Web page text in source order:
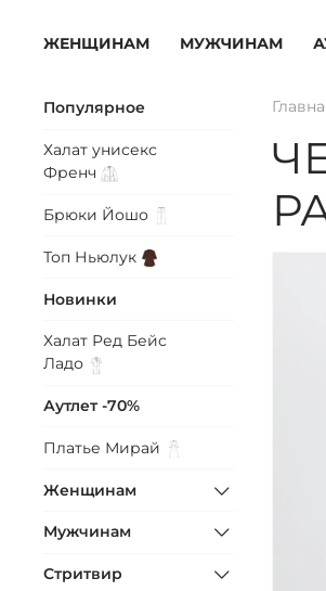
ЖЕНЩИНАМ МУЖЧИНАМ
Популярное
Халат унисекс
Френч
Брюки Йошо
Топ Ньюлук
Новинки
Халат Ред Бейс
Ладо
Аутлет -70%
Платье Мирай
Женщинам
Мужчинам
Стритвир